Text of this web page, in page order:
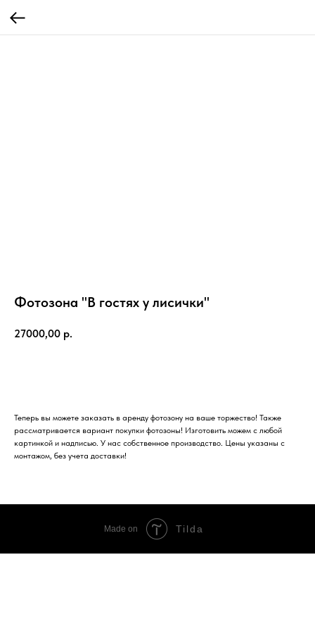
Фотозона "В гостях у лисички"
27000,00 р.
Теперь вы можете заказать в аренду фотозону на ваше торжество! Также
рассматривается вариант покупки фотозоны! Изготовить можем с любой
картинкой и надписью. У нас собственное производство. Цены указаны с
монтажом, без учета доставки!
Made on Tilda